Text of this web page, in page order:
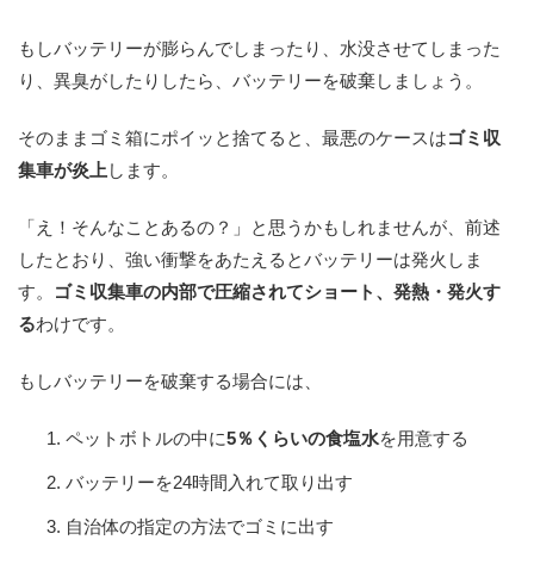
もしバッテリーが膨らんでしまったり、水没させてしまった
り、異臭がしたりしたら、バッテリーを破棄しましょう。
そのままゴミ箱にポイッと捨てると、最悪のケースはゴミ収
集車が炎上 します。
「え！そんなことあるの？」と思うかもしれませんが、前述
したとおり、強い衝撃をあたえるとバッテリーは発火しま
す。
ゴミ収集車の内部で圧縮されてショート、発熱・発火す
るわけです。
もしバッテリーを破棄する場合には、
ペットボトルの中に5％くらいの食塩水を用意する
バッテリーを24時間入れて取り出す
自治体の指定の方法でゴミに出す